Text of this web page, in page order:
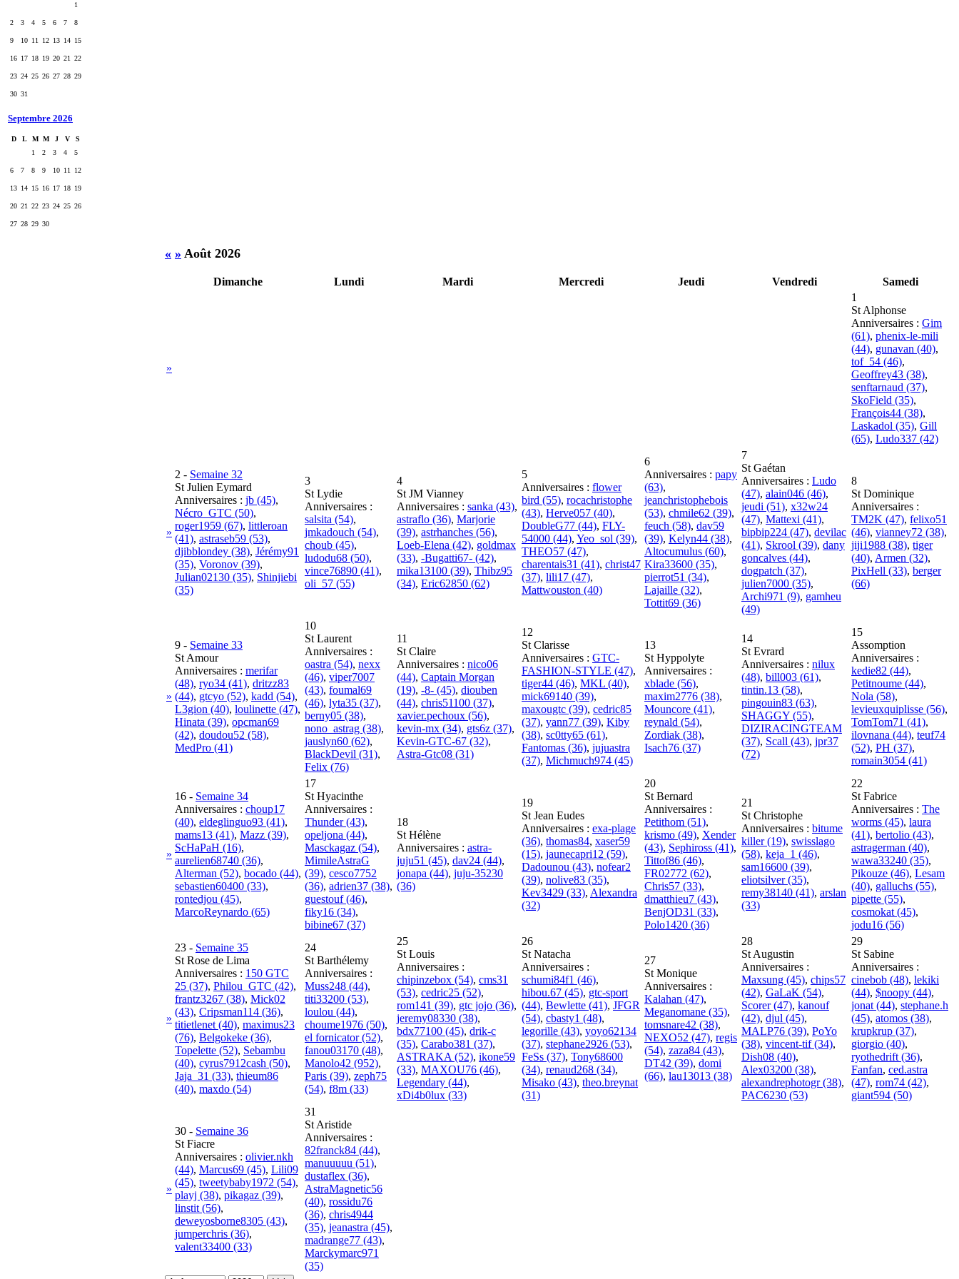
1
2 3 4 5 6 7 8
9 10 11 12 13 14 15
16 17 18 19 20 21 22
23 24 25 26 27 28 29
30 31
Septembre 2026
D L M M J V
S
1
2 3 4 5
6 7 8 9 10 11 12
13 14 15 16 17 18 19
20 21 22 23 24 25 26
27 28 29 30
« » Août 2026
Dimanche Lundi Mardi Mercredi Jeudi Vendredi Samedi
»
1
St Alphonse
Anniversaires : Gim
(61), phenix-le-mili
(44), gunavan (40),
tof_54 (46),
Geoffrey43 (38),
senftarnaud (37),
SkoField (35),
François44 (38),
Laskadol (35), Gill
(65), Ludo337 (42)
»
2 - Semaine 32
St Julien Eymard
Anniversaires : jb (45),
Nécro_GTC (50),
roger1959 (67), littleroan
(41), astraseb59 (53),
djibblondey (38), Jérémy91
(35), Voronov (39),
Julian02130 (35), Shinjiebi
(35)
3
St Lydie
Anniversaires :
salsita (54),
jmkadouch (54),
choub (45),
ludodu68 (50),
vince76890 (41),
oli_57 (55)
4
St JM Vianney
Anniversaires : sanka (43),
astraflo (36), Marjorie
(39), astrhanches (56),
Loeb-Elena (42), goldmax
(33), -Bugatti67- (42),
mika13100 (39), Thibz95
(34), Eric62850 (62)
5
Anniversaires : flower
bird (55), rocachristophe
(43), Herve057 (40),
DoubleG77 (44), FLY-
54000 (44), Yeo_sol (39),
THEO57 (47),
charentais31 (41), christ47
(37), lili17 (47),
Mattwouston (40)
6
Anniversaires : papy
(63),
jeanchristophebois
(53), chmile62 (39),
feuch (58), dav59
(39), Kelyn44 (38),
Altocumulus (60),
Kira33600 (35),
pierrot51 (34),
Lajaille (32),
Tottit69 (36)
7
St Gaétan
Anniversaires : Ludo
(47), alain046 (46),
jeudi (51), x32w24
(47), Mattexi (41),
bipbip224 (47), devilac
(41), Skrool (39), dany
goncalves (44),
dogpatch (37),
julien7000 (35),
Archi971 (9), gamheu
(49)
8
St Dominique
Anniversaires :
TM2K (47), felixo51
(46), vianney72 (38),
jiji1988 (38), tiger
(40), Armen (32),
PixHell (33), berger
(66)
»
9 - Semaine 33
St Amour
Anniversaires : merifar
(48), ryo34 (41), dritzz83
(44), gtcyo (52), kadd (54),
L3gion (40), loulinette (47),
Hinata (39), opcman69
(42), doudou52 (58),
MedPro (41)
10
St Laurent
Anniversaires :
oastra (54), nexx
(46), viper7007
(43), foumal69
(46), lyta35 (37),
berny05 (38),
nono_astrag (38),
jauslyn60 (62),
BlackDevil (31),
Felix (76)
11
St Claire
Anniversaires : nico06
(44), Captain Morgan
(19), -8- (45), diouben
(44), chris51100 (37),
xavier.pechoux (56),
kevin-mx (34), gts6z (37),
Kevin-GTC-67 (32),
Astra-Gtc08 (31)
12
St Clarisse
Anniversaires : GTC-
FASHION-STYLE (47),
tiger44 (46), MKL (40),
mick69140 (39),
maxougtc (39), cedric85
(37), yann77 (39), Kiby
(38), sc0tty65 (61),
Fantomas (36), jujuastra
(37), Michmuch974 (45)
13
St Hyppolyte
Anniversaires :
xblade (56),
maxim2776 (38),
Mouncore (41),
reynald (54),
Zordiak (38),
Isach76 (37)
14
St Evrard
Anniversaires : nilux
(48), bill003 (61),
tintin.13 (58),
pingouin83 (63),
SHAGGY (55),
DIZIRACINGTEAM
(37), Scall (43), jpr37
(72)
15
Assomption
Anniversaires :
kedie82 (44),
Petitnoume (44),
Nola (58),
levieuxquiplisse (56),
TomTom71 (41),
ilovnana (44), teuf74
(52), PH (37),
romain3054 (41)
»
16 - Semaine 34
Anniversaires : choup17
(40), eldeglinguo93 (41),
mams13 (41), Mazz (39),
ScHaPaH (16),
aurelien68740 (36),
Alterman (52), bocado (44),
sebastien60400 (33),
rontedjou (45),
MarcoReynardo (65)
17
St Hyacinthe
Anniversaires :
Thunder (43),
opeljona (44),
Masckagaz (54),
MimileAstraG
(39), cesco7752
(36), adrien37 (38),
guestouf (46),
fiky16 (34),
bibine67 (37)
18
St Hélène
Anniversaires : astra-
juju51 (45), dav24 (44),
jonapa (44), juju-35230
(36)
19
St Jean Eudes
Anniversaires : exa-plage
(36), thomas84, xaser59
(15), jaunecapri12 (59),
Dadounou (43), nofear2
(39), nolive83 (35),
Kev3429 (33), Alexandra
(32)
20
St Bernard
Anniversaires :
Petithom (51),
krismo (49), Xender
(43), Sephiross (41),
Tittof86 (46),
FR02772 (62),
Chris57 (33),
dmatthieu7 (43),
BenjOD31 (33),
Polo1420 (36)
21
St Christophe
Anniversaires : bitume
killer (19), swisslago
(58), keja_1 (46),
sam16600 (39),
eliotsilver (35),
remy38140 (41), arslan
(33)
22
St Fabrice
Anniversaires : The
worms (45), laura
(41), bertolio (43),
astragerman (40),
wawa33240 (35),
Pikouze (46), Lesam
(40), galluchs (55),
pipette (55),
cosmokat (45),
jodu16 (56)
»
23 - Semaine 35
St Rose de Lima
Anniversaires : 150 GTC
25 (37), Philou_GTC (42),
frantz3267 (38), Mick02
(43), Cripsman114 (36),
titietlenet (40), maximus23
(76), Belgokeke (36),
Topelette (52), Sebambu
(40), cyrus7912cash (50),
Jaja_31 (33), thieum86
(40), maxdo (54)
24
St Barthélemy
Anniversaires :
Muss248 (44),
titi33200 (53),
loulou (44),
choume1976 (50),
el fornicator (52),
fanou03170 (48),
Manolo42 (952),
Paris (39), zeph75
(54), f8m (33)
25
St Louis
Anniversaires :
chipinzebox (54), cms31
(53), cedric25 (52),
rom141 (39), gtc jojo (36),
jeremy08330 (38),
bdx77100 (45), drik-c
(35), Carabo381 (37),
ASTRAKA (52), ikone59
(33), MAXOU76 (46),
Legendary (44),
xDi4b0lux (33)
26
St Natacha
Anniversaires :
schumi84f1 (46),
hibou.67 (45), gtc-sport
(44), Bewlette (41), JFGR
(54), cbasty1 (48),
legorille (43), yoyo62134
(37), stephane2926 (53),
FeSs (37), Tony68600
(34), renaud268 (34),
Misako (43), theo.breynat
(31)
27
St Monique
Anniversaires :
Kalahan (47),
Meganomane (35),
tomsnare42 (38),
NEXO52 (47), regis
(54), zaza84 (43),
DT42 (39), domi
(66), lau13013 (38)
28
St Augustin
Anniversaires :
Maxsung (45), chips57
(42), GaLaK (54),
Scorer (47), kanouf
(42), djul (45),
MALP76 (39), PoYo
(38), vincent-tif (34),
Dish08 (40),
Alex03200 (38),
alexandrephotogr (38),
PAC6230 (53)
29
St Sabine
Anniversaires :
cinebob (48), lekiki
(44), $noopy (44),
jonat (44), stephane.h
(45), atomos (38),
krupkrup (37),
giorgio (40),
ryothedrift (36),
Fanfan, ced.astra
(47), rom74 (42),
giant594 (50)
»
30 - Semaine 36
St Fiacre
Anniversaires : olivier.nkh
(44), Marcus69 (45), Lili09
(45), tweetybaby1972 (54),
playj (38), pikagaz (39),
linstit (56),
deweyosborne8305 (43),
jumperchris (36),
valent33400 (33)
31
St Aristide
Anniversaires :
82franck84 (44),
manuuuuu (51),
dustaflex (36),
AstraMagnetic56
(40), rossidu76
(36), chris4944
(35), jeanastra (45),
madrange77 (43),
Marckymarc971
(35)